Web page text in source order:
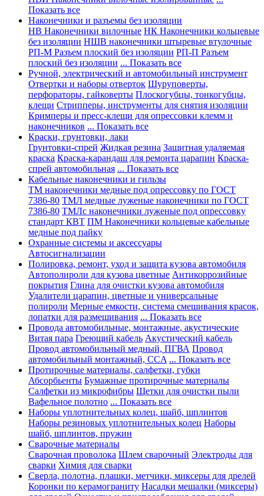
Показать все
Наконечники и разъемы без изоляции
НВ Наконечники вилочные НК Наконечники кольцевые
без изоляции НШВ наконечники штыревые втулочные
РП-М Разъем плоский без изоляции РП-П Разъем
плоский без изоляции ... Показать все
Ручной, электрический и автомобильный инструмент
Отвертки и наборы отверток Шуруповерты,
перфораторы, гайковерты Плоскогубцы, тонкогубцы,
клещи Стрипперы, инструменты для снятия изоляции
Кримперы и пресс-клещи для опрессовки клемм и
наконечников ... Показать все
Краски, грунтовки, лаки
Грунтовки-спрей Жидкая резина Защитная удаляемая
краска Краска-карандаш для ремонта царапин Краска-
спрей автомобильная ... Показать все
Кабельные наконечники и гильзы
ТМ наконечники медные под опрессовку по ГОСТ
7386-80 ТМЛ медные луженые наконечники по ГОСТ
7386-80 ТМЛс наконечники луженые под опрессовку
стандарт КВТ ПМ Наконечники кольцевые кабельные
медные под пайку
Охранные системы и аксессуары
Автосигнализации
Полировка, ремонт, уход и защита кузова автомобиля
Автополироли для кузова цветные Антикоррозийные
покрытия Глина для очистки кузова автомобиля
Удалители царапин, цветные и универсальные
полироли Мерные емкости, система смешивания красок,
лопатки для размешивания ... Показать все
Провода автомобильные, монтажные, акустические
Витая пара Греющий кабель Акустический кабель
Провод автомобильный медный, ПГВА Провод
автомобильный монтажный, CCA ... Показать все
Протирочные материалы, салфетки, губки
Абсорбьенты Бумажные протирочные материалы
Салфетки из микрофибры Щетки для очистки пыли
Вафельное полотно ... Показать все
Наборы уплотнительных колец, шайб, шплинтов
Наборы резиновых уплотнительных колец Наборы
шайб, шплинтов, пружин
Сварочные материалы
Сварочная проволока Шлем сварочный Электроды для
сварки Химия для сварки
Сверла, полотна, плашки, метчики, миксеры для дрелей
Коронки по керамограниту Насадки мешалки (миксеры)